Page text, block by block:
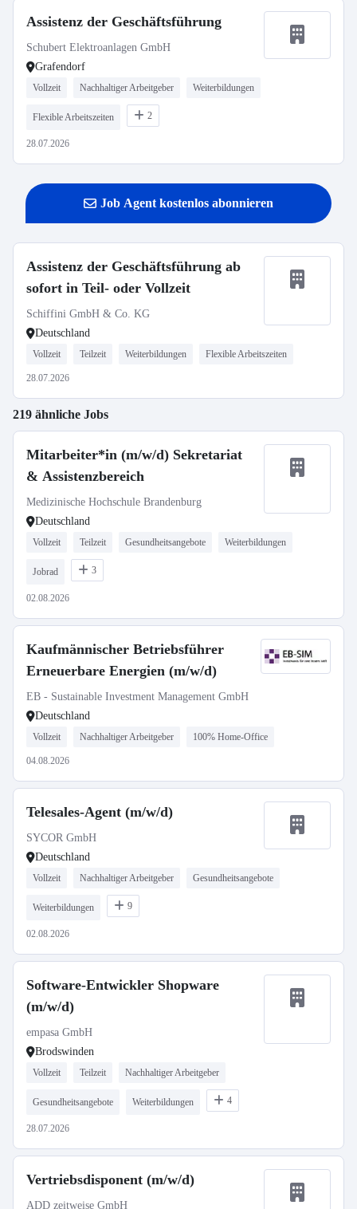
Assistenz der Geschäftsführung
Schubert Elektroanlagen GmbH
Grafendorf
Vollzeit Nachhaltiger Arbeitgeber Weiterbildungen
Flexible Arbeitszeiten 2
28.07.2026
Job Agent kostenlos abonnieren
Assistenz der Geschäftsführung ab
sofort in Teil- oder Vollzeit
Schiffini GmbH & Co. KG
Deutschland
Vollzeit Teilzeit Weiterbildungen Flexible Arbeitszeiten
28.07.2026
219 ähnliche Jobs
Mitarbeiter*in (m/w/d) Sekretariat
& Assistenzbereich
Medizinische Hochschule Brandenburg
Deutschland
Vollzeit Teilzeit Gesundheitsangebote Weiterbildungen
Jobrad 3
02.08.2026
Kaufmännischer Betriebsführer
Erneuerbare Energien (m/w/d)
EB - Sustainable Investment Management GmbH
Deutschland
Vollzeit Nachhaltiger Arbeitgeber 100% Home-Office
04.08.2026
Telesales-Agent (m/w/d)
SYCOR GmbH
Deutschland
Vollzeit Nachhaltiger Arbeitgeber Gesundheitsangebote
Weiterbildungen 9
02.08.2026
Software-Entwickler Shopware
(m/w/d)
empasa GmbH
Brodswinden
Vollzeit Teilzeit Nachhaltiger Arbeitgeber
Gesundheitsangebote Weiterbildungen 4
28.07.2026
Vertriebsdisponent (m/w/d)
ADD zeitweise GmbH